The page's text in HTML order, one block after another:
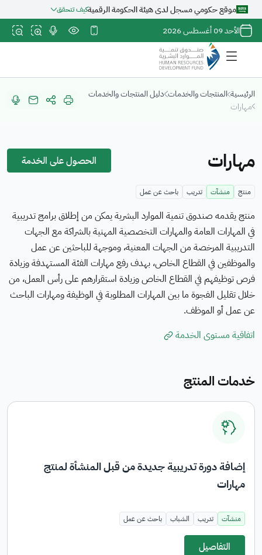
موقع حكومي مسجل لدى هيئة الحكومة الرقميةكيف تتحقق
روابط
السعودية
تنتهي ب
الرسمية
في المملكة
العربية
السعودية
تنتهي ب
org.sa
المواقع
الالكترونية
المواقع
السعودية
HTTPS
للتشفير.
الأحد 09 أغسطس 2026
الرئيسية المنتجات والخدمات دليل المنتجات والخدمات
مهارات
مهارات الحصول على الخدمة
منتج منشآت تدريب باحث عن عمل
منتج يقدمه صندوق تنمية الموارد البشرية يمكن من إطلاق برامج تدريبية
في المهارات العامة والمهارات التخصصية المهنية بالشراكة مع الجهات
التدريبية المرخصة من الجهات المعنية، وموجهة للباحثين عن عمل
والموظفين في القطاع الخاص، بهدف رفع مهارات الفئة المستهدفة وزيادة
فرص توظيفهم في القطاع الخاص وزيادة استقرارهم على رأس العمل، من
خلال تقليل الفجوة ما بين المهارات المطلوبة في الوظيفة ومهارات الباحث
عن عمل أو الموظف.
اتفاقية مستوى الخدمة
خدمات المنتج
إضافة دورة تدريبية جديدة من قبل المنشأة لمنتج
مهارات
منشآت تدريب الشباب باحث عن عمل
التفاصيل